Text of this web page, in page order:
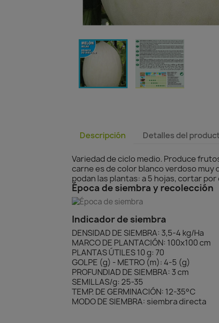
Descripción Detalles del
Variedad de ciclo medio. Produce
carne es de color blanco verdoso muy
podan las plantas: a 5 hojas, cortar
Época de siembra y recolección
Indicador de siembra
DENSIDAD DE SIEMBRA: 3,5-4 kg/Ha
MARCO DE PLANTACIÓN: 100x100 cm
PLANTAS ÚTILES 10 g: 70
GOLPE (g) - METRO (m): 4-5 (g)
PROFUNDIAD DE SIEMBRA: 3 cm
SEMILLAS/g: 25-35
TEMP. DE GERMINACIÓN: 12-35°C
MODO DE SIEMBRA: siembra directa